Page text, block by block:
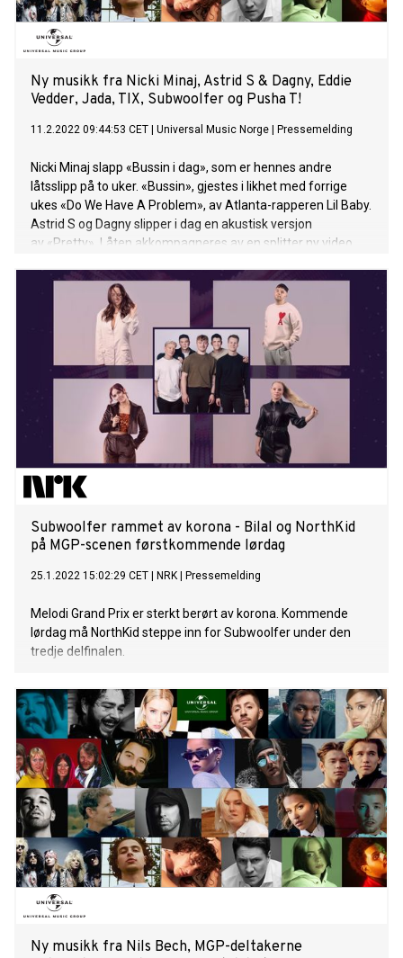
Ny musikk fra Nicki Minaj, Astrid S & Dagny, Eddie
Vedder, Jada, TIX, Subwoolfer og Pusha T!
11.2.2022 09:44:53 CET Universal Music Norge Pressemelding
Nicki Minaj slapp «Bussin i dag», som er hennes andre
låtsslipp på to uker. «Bussin», gjestes i likhet med forrige
ukes «Do We Have A Problem», av Atlanta-rapperen Lil Baby.
Astrid S og Dagny slipper i dag en akustisk versjon
av «Pretty». Låten akkompagneres av en splitter ny video
blir både Astrid S og Dagny å finne i chatten på YouTube.
Eddie Vedder er ute med Earthling som er Pearl Jam-
vokalistens første soloalbum siden 2011. Albumet er
produsert av Andrew Watt, som vant Grammy i
kategorien Producer of the Year, Non-Classical i fjor, og Elton
John gjester låta «Picture». I tillegg har blant andre Stevie
Wonder, Ringo Starr og Red Hot Chili Peppers-trommis Chad
Smith bidratt på albumet. Danske Jada har tatt hjemlandet
med storm de siste årene og med sine ærlige, autentiske og
oppløftende låter har hun blitt en stor rollemodell og
inspirasjon for mange. I dag har hun sluppet
låten «Dangerous» og byr med denne på et nytt u
Subwoolfer rammet av korona - Bilal og NorthKid
på MGP-scenen førstkommende lørdag
25.1.2022 15:02:29 CET NRK Pressemelding
Melodi Grand Prix er sterkt berørt av korona. Kommende
lørdag må NorthKid steppe inn for Subwoolfer under den
tredje delfinalen.
Ny musikk fra Nils Bech, MGP-deltakerne